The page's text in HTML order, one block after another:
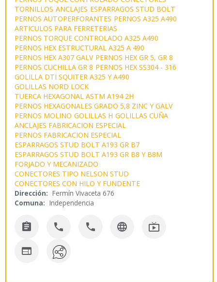
TORNILLOS ANCLAJES ESPARRAGOS STUD BOLT
PERNOS AUTOPERFORANTES PERNOS A325 A490
ARTICULOS PARA FERRETERIAS
PERNOS TORQUE CONTROLADO A325 A490
PERNOS HEX ESTRUCTURAL A325 A 490
PERNOS HEX A307 GALV PERNOS HEX GR 5, GR 8
PERNOS CUCHILLA GR 8 PERNOS HEX SS304 - 316
GOLILLA DTI SQUITER A325 Y A490
GOLILLAS NORD LOCK
TUERCA HEXAGONAL ASTM A194 2H
PERNOS HEXAGONALES GRADO 5,8 ZINC Y GALV
PERNOS MOLINO GOLILLAS H GOLILLAS CUÑA
ANCLAJES FABRICACION ESPECIAL
PERNOS FABRICACION ESPECIAL
ESPARRAGOS STUD BOLT A193 GR B7
ESPARRAGOS STUD BOLT A193 GR B8 Y B8M
FORJADO Y MECANIZADO
CONECTORES TIPO NELSON STUD
CONECTORES CON HILO Y FUNDENTE
Dirección: Fermín Vivaceta 676
Comuna: Independencia
    
